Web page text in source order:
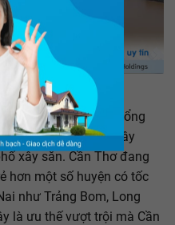
Minh Khang, Tổng
đất và đơn giá xây
xây sẵn. Cần Thơ đang
hơn một số huyện có tốc
như Trảng Bom, Long
là ưu thế vượt trội mà Cần